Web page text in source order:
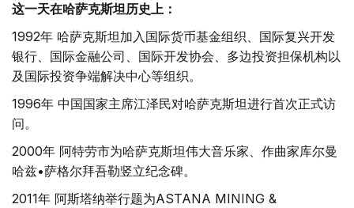
这一天在哈萨克斯坦历史上：
1992年 哈萨克斯坦加入国际货币基金组织、国际复兴开发
银行、国际金融公司、国际开发协会、多边投资担保机构以
及国际投资争端解决中心等组织。
1996年 中国国家主席江泽民对哈萨克斯坦进行首次正式访
问。
2000年 阿特劳市为哈萨克斯坦伟大音乐家、作曲家库尔曼
哈兹•萨格尔拜吾勒竖立纪念碑。
2011年 阿斯塔纳举行题为ASTANA MINING &